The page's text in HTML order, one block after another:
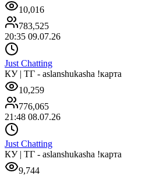
10,016
783,525
20:35 09.07.26
Just Chatting
КУ | ТГ - aslanshukasha !карта
10,259
776,065
21:48 08.07.26
Just Chatting
КУ | ТГ - aslanshukasha !карта
9,744